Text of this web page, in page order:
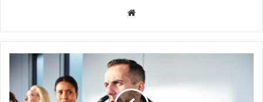
destaca
gestão